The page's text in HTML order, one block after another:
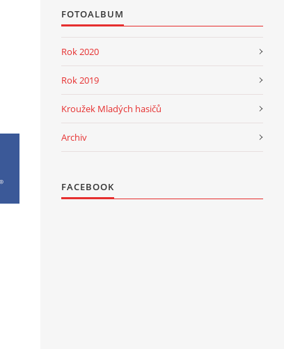
FOTOALBUM
Rok 2020
Rok 2019
Kroužek Mladých hasičů
Archiv
FACEBOOK